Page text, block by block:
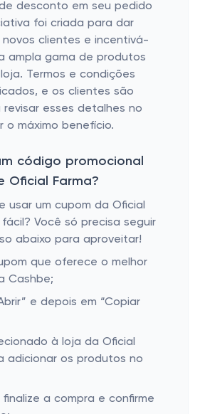
desconto em seu pedido
foi criada para dar
clientes e incentivá-
ampla gama de produtos
Termos e condições
e os clientes são
esses detalhes no
o máximo benefício.
código promocional
Oficial Farma?
usar um cupom da Oficial
fácil? Você só precisa seguir
abaixo para aproveitar!
que oferece o melhor
Cashbe;
e depois em “Copiar
à loja da Oficial
adicionar os produtos no
finalize a compra e confirme